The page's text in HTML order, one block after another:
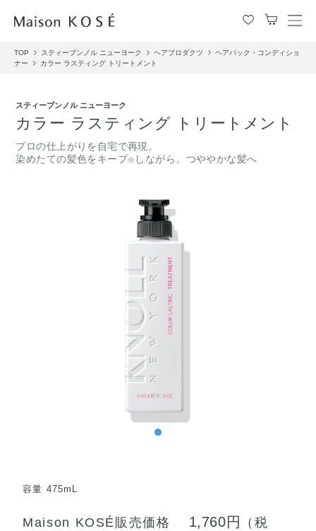
メ
ュ
TOP スティーブンノル ニューヨーク ヘアプロダクツ
ヘアパック・コンディショ
ナー
カラー ラスティング トリートメント
スティーブンノル ニューヨーク
カラー ラスティング トリートメント
プロの仕上がりを自宅で再現。
染めたての髪色をキープ※ しながら、つややかな髪へ
容量 475mL
Maison KOSÉ販売価格 1,760円
（税